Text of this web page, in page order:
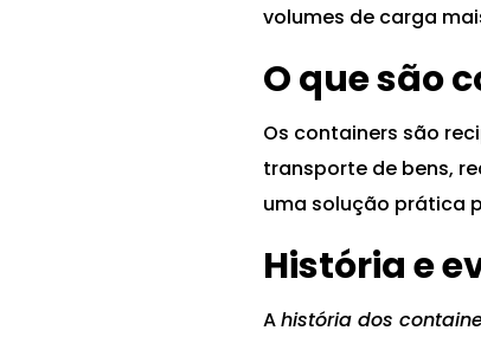
volumes de carga
O que são
Os containers são
transporte de bens,
uma solução prática
História e
Ahistória dos